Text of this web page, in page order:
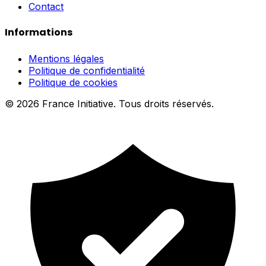
Contact
Informations
Mentions légales
Politique de confidentialité
Politique de cookies
© 2026 France Initiative. Tous droits réservés.